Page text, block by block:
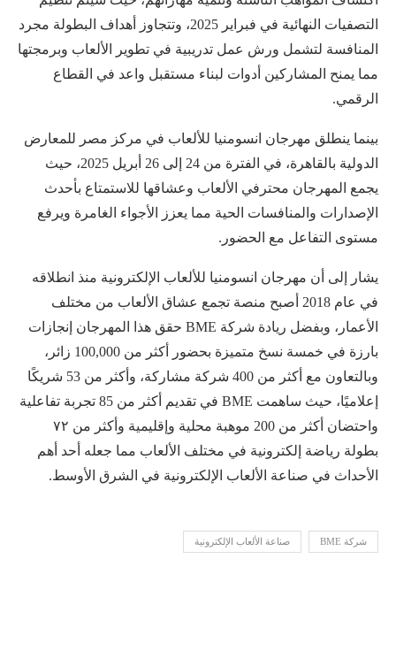
التصفيات النهائية في فبراير 2025، وتتجاوز أهداف البطولة مجرد
المنافسة لتشمل ورش عمل تدريبية في تطوير الألعاب وبرمجتها
مما يمنح المشاركين أدوات لبناء مستقبل واعد في القطاع
الرقمي.
بينما ينطلق مهرجان انسومنيا للألعاب في مركز مصر للمعارض
الدولية بالقاهرة، في الفترة من 24 إلى 26 أبريل 2025، حيث
يجمع المهرجان محترفي الألعاب وعشاقها للاستمتاع بأحدث
الإصدارات والمنافسات الحية مما يعزز الأجواء الغامرة ويرفع
مستوى التفاعل مع الحضور.
يشار إلى أن مهرجان انسومنيا للألعاب الإلكترونية منذ انطلاقه
في عام 2018 أصبح منصة تجمع عشاق الألعاب من مختلف
الأعمار، وبفضل ريادة شركة BME حقق هذا المهرجان إنجازات
بارزة في خمسة نسخ متميزة بحضور أكثر من 100,000 زائر،
وبالتعاون مع أكثر من 400 شركة مشاركة، وأكثر من 53 شريكًا
إعلاميًا، حيث ساهمت BME في تقديم أكثر من 85 تجربة تفاعلية
واحتضان أكثر من 200 موهبة محلية وإقليمية وأكثر من ٧٢
بطولة رياضة إلكترونية في مختلف الألعاب مما جعله أحد أهم
الأحداث في صناعة الألعاب الإلكترونية في الشرق الأوسط.
شركة BME صناعة الألعاب الإلكترونية